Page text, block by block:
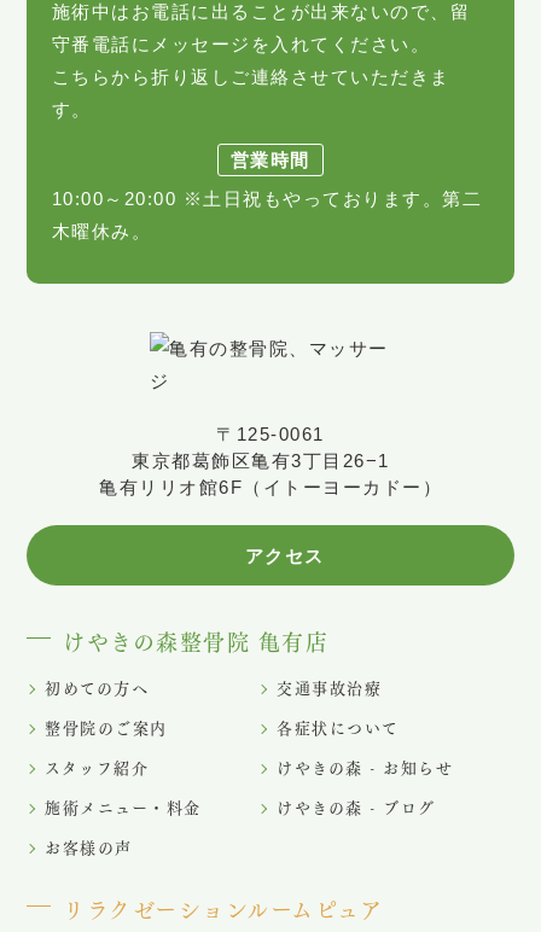
施術中はお電話に出ることが出来ないので、留
守番電話にメッセージを入れてください。
こちらから折り返しご連絡させていただきま
す。
営業時間
10:00～20:00 ※土日祝もやっております。第二
木曜休み。
〒125-0061
東京都葛飾区亀有3丁目26−1
亀有リリオ館6F（イトーヨーカドー）
アクセス
けやきの森整骨院 亀有店
初めての方へ
整骨院のご案内
スタッフ紹介
施術メニュー・料金
お客様の声
交通事故治療
各症状について
けやきの森 - お知らせ
けやきの森 - ブログ
リラクゼーションルームピュア